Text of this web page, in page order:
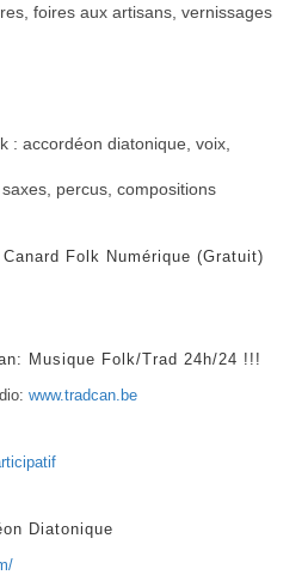
foires aux artisans, vernissages
: accordéon diatonique, voix,
percus, compositions
Folk Numérique (gratuit)
Musique Folk/Trad 24h/24 !!!
www.tradcan.be
Diatonique